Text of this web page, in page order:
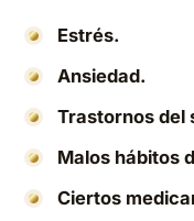
Estrés.
Ansiedad.
Trastornos del
Malos hábitos
Ciertos